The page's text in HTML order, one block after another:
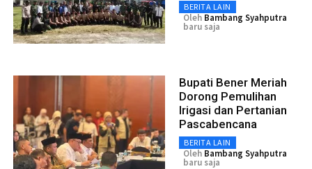
BERITA LAIN
Oleh Bambang Syahputra
baru saja
Bupati Bener Meriah
Dorong Pemulihan
Irigasi dan Pertanian
Pascabencana
BERITA LAIN
Oleh Bambang Syahputra
baru saja